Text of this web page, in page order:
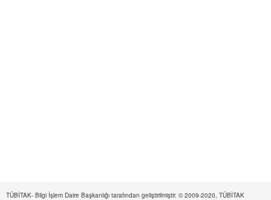
TÜBİTAK- Bilgi İşlem Daire Başkanlığı tarafından geliştirilmiştir. © 2009-2020, TÜBİTAK